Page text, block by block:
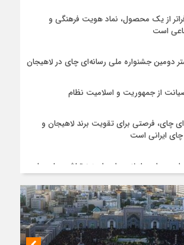
از یک محصول، نماد هویت فرهنگی و
است
دومین جشنواره ملی رسانه‌ای چای در لاهیجان
از جمهوریت و اسلامیت نظام
چای، فرصتی برای تقویت برند لاهیجان و
ایرانی است
حمایت از لاهیجان یا هزینه‌تراشی برای چای
شهید انقلاب در حرم مطهر رضوی آرام گرفت
قم و عتبات… اینک سلامِ آخر در آستان امام